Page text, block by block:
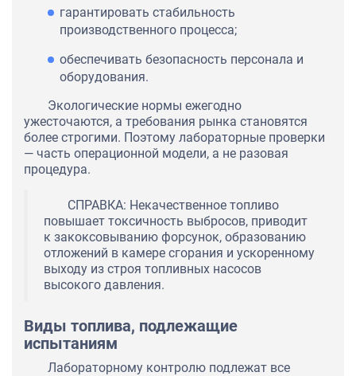
гарантировать стабильность
производственного процесса;
обеспечивать безопасность персонала и
оборудования.
Экологические нормы ежегодно
ужесточаются, а требования рынка становятся
более строгими. Поэтому лабораторные проверки
— часть операционной модели, а не разовая
процедура.
СПРАВКА: Некачественное топливо
повышает токсичность выбросов, приводит
к закоксовыванию форсунок, образованию
отложений в камере сгорания и ускоренному
выходу из строя топливных насосов
высокого давления.
Виды топлива, подлежащие
испытаниям
Лабораторному контролю подлежат все